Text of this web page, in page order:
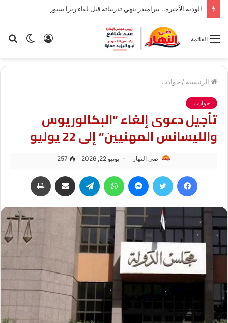
الودية الأخيرة.. بيراميدز ينهي تدريباته قبل لقاء ريزا سبور
الوضع تسجيل
القائمة
الرئيسية / حوادث
حوادث
تأجيل دعوى إلغاء “البكالوريوس
والليسانس المهنيين” إلى 22 يوليو
ضى النهار يونيو 22, 2026 257
فيسبوك تويتر ماسنجر واتساب تيلقرام مشاركة عبر البريد